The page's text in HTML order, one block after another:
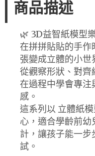
商品描述
🌿 3D益智紙模型
在拼拼貼貼的手
張變成立體的小世
從觀察形狀、對
在過程中學會專
感。
這系列以 立體紙
心，適合學齡前
計，讓孩子能一
試。